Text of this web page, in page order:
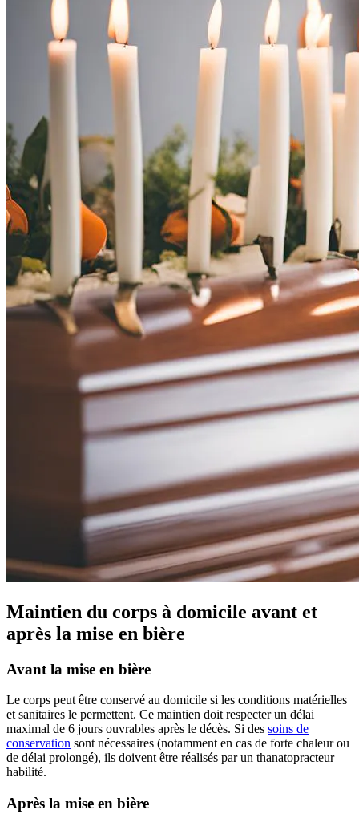
Maintien du corps à domicile avant et
après la mise en bière
Avant la mise en bière
Le corps peut être conservé au domicile si les conditions matérielles
et sanitaires le permettent. Ce maintien doit respecter un délai
maximal de 6 jours ouvrables après le décès. Si des soins de
conservation sont nécessaires (notamment en cas de forte chaleur ou
de délai prolongé), ils doivent être réalisés par un thanatopracteur
habilité.
Après la mise en bière